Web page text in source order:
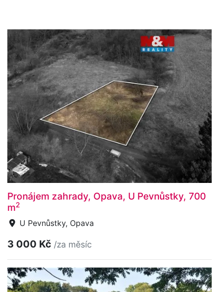
Pronájem zahrady, Opava, U Pevnůstky, 700
m2
U Pevnůstky, Opava
3 000 Kč /za měsíc